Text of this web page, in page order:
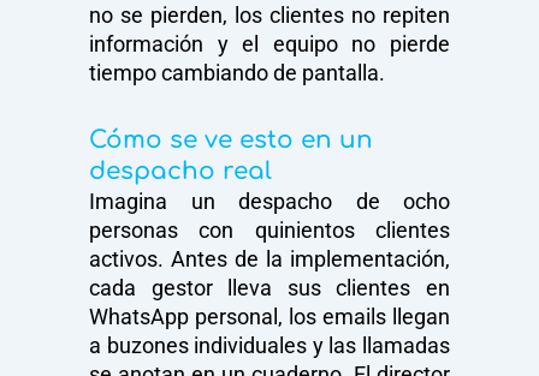
no se pierden, los clientes no repiten
información y el equipo no pierde
tiempo cambiando de pantalla.
Cómo se ve esto en un
despacho real
Imagina un despacho de ocho
personas con quinientos clientes
activos. Antes de la implementación,
cada gestor lleva sus clientes en
WhatsApp personal, los emails llegan
a buzones individuales y las llamadas